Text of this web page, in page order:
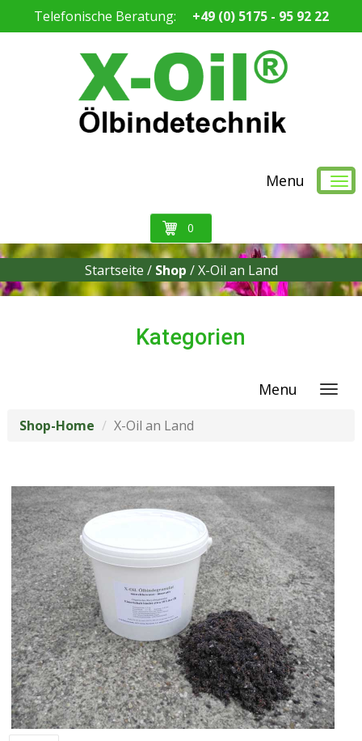
Telefonische Beratung: +49 (0) 5175 - 95 92 22
Menu
0
Startseite / Shop / X-Oil an Land
Kategorien
Menu
Shop-Home X-Oil an Land